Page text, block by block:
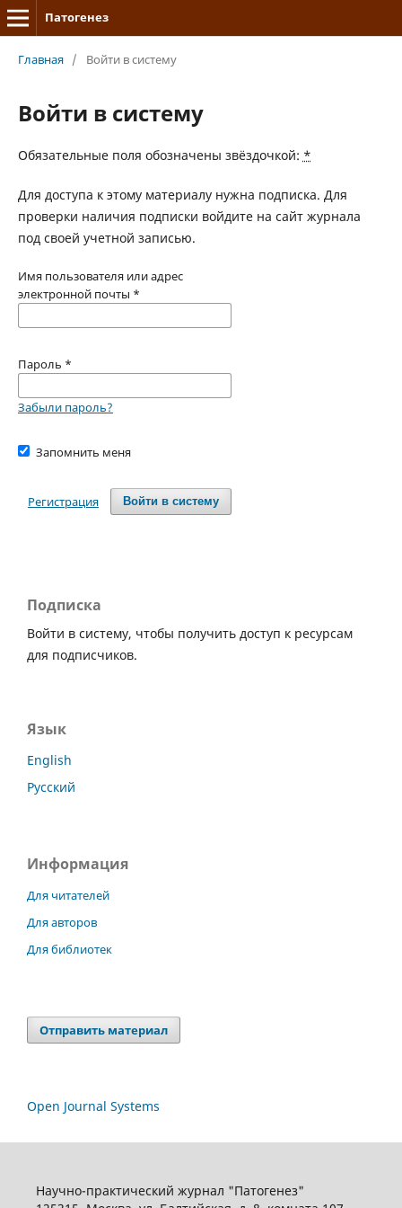
Патогенез
Главная / Войти в систему
Войти в систему
Обязательные поля обозначены звёздочкой: *
Для доступа к этому материалу нужна подписка. Для
проверки наличия подписки войдите на сайт журнала
под своей учетной записью.
Имя пользователя или адрес
электронной почты *
Пароль *
Забыли пароль?
Запомнить меня
Войти в систему
Регистрация
Подписка
Войти в систему, чтобы получить доступ к ресурсам
для подписчиков.
Язык
English
Русский
Информация
Для читателей
Для авторов
Для библиотек
Отправить материал
Open Journal Systems
Научно-практический журнал "Патогенез"